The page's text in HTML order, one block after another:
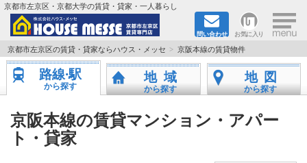
京都市左京区・京都大学の賃貸・貸家・一人暮らし
問い合わせ お気に入り ×
TOPページ
地図から検索
地域から検索
京都大学＆京都芸術大学生さんに
京都市左京区の賃貸・貸家ならハウス・メッセ 京阪本線の賃貸物件
路線·駅
から探す
地域
から探す
地図
から探す
京阪本線の賃貸マンション・アパー
ト・貸家